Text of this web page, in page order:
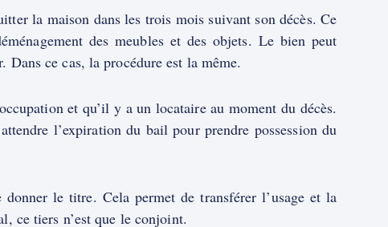
la maison dans les trois mois suivant son décès. Ce
des meubles et des objets. Le bien peut
ce cas, la procédure est la même.
et qu’il y a un locataire au moment du décès.
l’expiration du bail pour prendre possession du
le titre. Cela permet de transférer l’usage et la
ce tiers n’est que le conjoint.